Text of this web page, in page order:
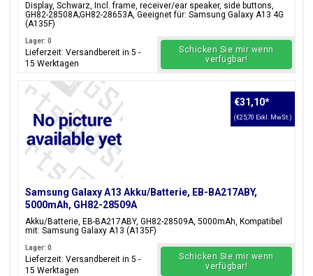
Display, Schwarz, Incl. frame, receiver/ear speaker, side buttons,
GH82-28508A;GH82-28653A, Geeignet für: Samsung Galaxy A13 4G
(A135F)
Lager: 0
Lieferzeit: Versandbereit in 5 -
15 Werktagen
Schicken Sie mir wenn
verfügbar!
Samsung Galaxy A13 Akku/Batterie, EB-BA217ABY,
5000mAh, GH82-28509A
Akku/Batterie, EB-BA217ABY, GH82-28509A, 5000mAh, Kompatibel
mit: Samsung Galaxy A13 (A135F)
€31,10*
(€25,70 Exkl. MwSt.)
Lager: 0
Lieferzeit: Versandbereit in 5 -
15 Werktagen
Schicken Sie mir wenn
verfügbar!